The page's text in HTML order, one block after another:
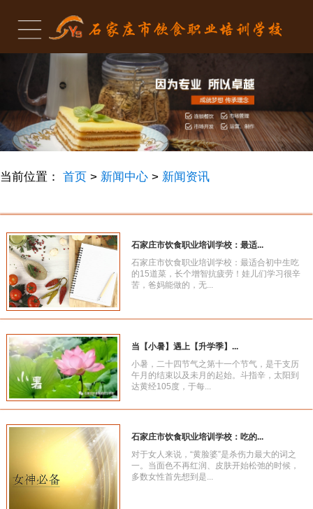
当前位置： 首页 > 新闻中心 > 新闻资讯
石家庄市饮食职业培训学校：最适...
石家庄市饮食职业培训学校：最适合初中生吃
的15道菜，长个增智抗疲劳！娃儿们学习很辛
苦，爸妈能做的，无...
当【小暑】遇上【升学季】...
小暑，二十四节气之第十一个节气，是干支历
午月的结束以及未月的起始。斗指辛，太阳到
达黄经105度，于每...
石家庄市饮食职业培训学校：吃的...
对于女人来说，“黄脸婆”是杀伤力最大的词之
一。当面色不再红润、皮肤开始松弛的时候，
多数女性首先想到是...